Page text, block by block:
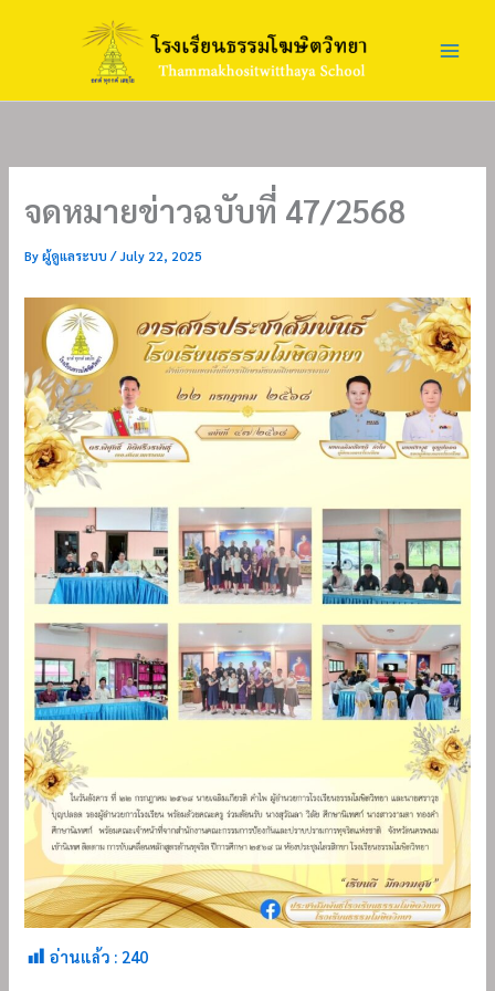
จดหมายข่าวฉบับที่ 47/2568
Byผู้ดูแลระบบ/July 22, 2025
อ่านแล้ว : 240